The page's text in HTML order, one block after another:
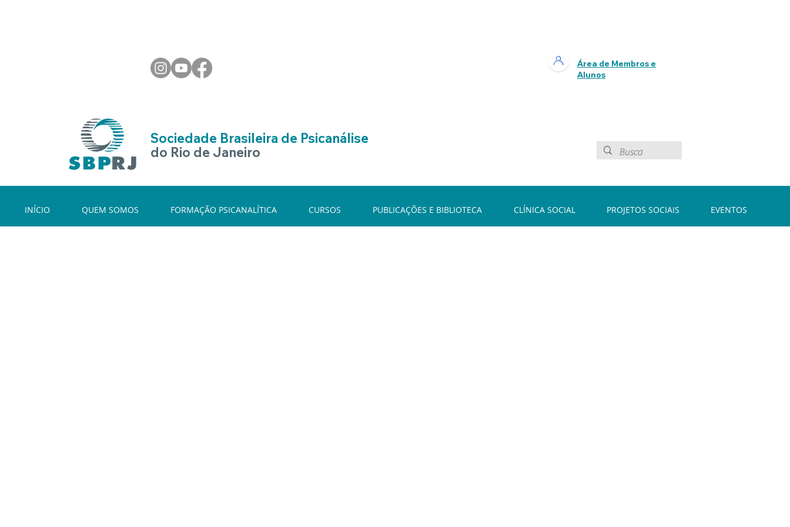
Sociedade Brasileira de Psicanálise
do Rio de Janeiro
Área de Membros e
Alunos
INÍCIO QUEM SOMOS FORMAÇÃO PSICANALÍTICA CURSOS PUBLICAÇÕES E BIBLIOTECA CLÍNICA SOCIAL PROJETOS SOCIAIS EVENTOS